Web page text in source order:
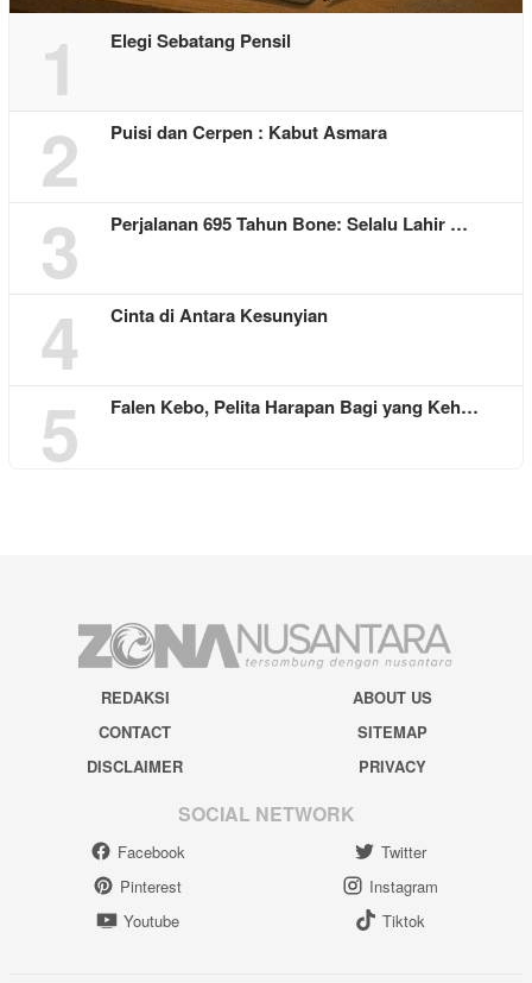
1 Elegi Sebatang Pensil
2 Puisi dan Cerpen : Kabut Asmara
3 Perjalanan 695 Tahun Bone: Selalu Lahir …
4 Cinta di Antara Kesunyian
5 Falen Kebo, Pelita Harapan Bagi yang Keh…
REDAKSI
ABOUT US
CONTACT
SITEMAP
DISCLAIMER
PRIVACY
SOCIAL NETWORK
Facebook
Twitter
Pinterest
Instagram
Youtube
Tiktok